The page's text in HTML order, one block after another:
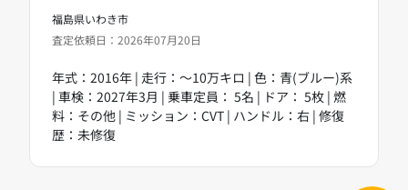
福島県いわき市
査定依頼日：2026年07月20日
年式：2016年 | 走行：～10万キロ | 色：青(ブルー)系
| 車検：2027年3月 | 乗車定員： 5名 | ドア： 5枚 | 燃
料：その他 | ミッション：CVT | ハンドル：右 | 修復
歴：未修復